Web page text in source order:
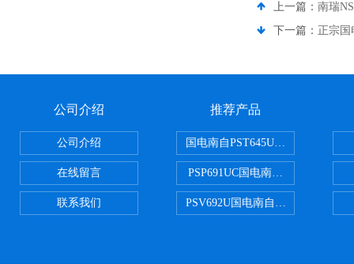
上一篇： 南瑞
下一篇： 正宗国
公司介绍
公司介绍
在线留言
联系我们
推荐产品
国电南自PST645UX微机综保
PSP691UC国电南自PSP691UC
PSV692U国电南自PSV692U PT并